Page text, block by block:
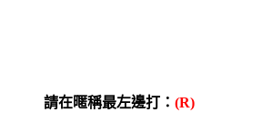
請在暱稱最左邊打： (R)